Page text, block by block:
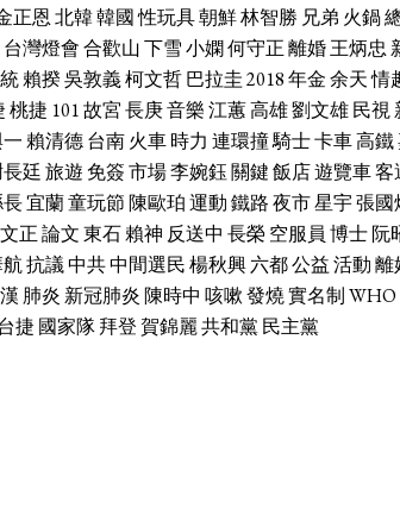
正恩北韓韓國性玩具朝鮮林智勝 兄弟 火鍋
台灣燈會合歡山下雪小嫻何守正離婚王炳忠
賴揆吳敦義柯文哲巴拉圭2018年金余天情
桃捷 101故宮長庚音樂江蕙高雄劉文雄民視
賴清德台南火車時力 連環撞騎士卡車高鐵
廷旅遊 免簽市場李婉鈺關鍵飯店遊覽車客
宜蘭童玩節陳歐珀運動鐵路夜市星宇張國
正論文東石賴神 反送中 長榮空服員 博士阮
抗議中共中間選民楊秋興六都公益活動離
肺炎 新冠肺炎陳時中 咳嗽發燒實名制WHO
捷 國家隊拜登賀錦麗共和黨民主黨